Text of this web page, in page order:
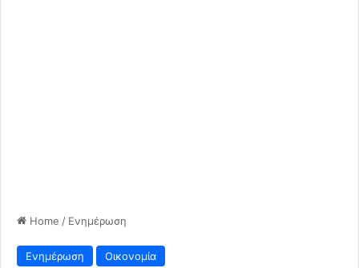
Home / Ενημέρωση
Ενημέρωση Οικονομία